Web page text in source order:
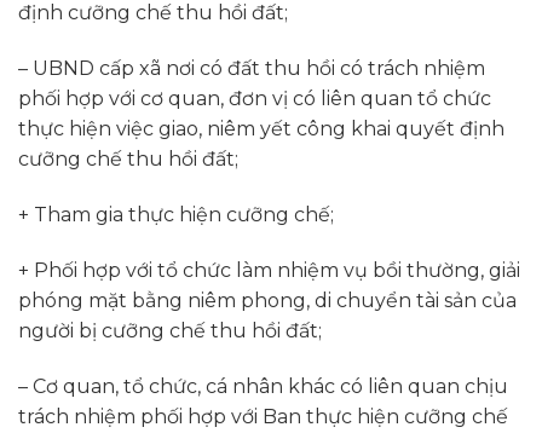
định cưỡng chế thu hồi đất;
– UBND cấp xã nơi có đất thu hồi có trách nhiệm
phối hợp với cơ quan, đơn vị có liên quan tổ chức
thực hiện việc giao, niêm yết công khai quyết định
cưỡng chế thu hồi đất;
+ Tham gia thực hiện cưỡng chế;
+ Phối hợp với tổ chức làm nhiệm vụ bồi thường, giải
phóng mặt bằng niêm phong, di chuyển tài sản của
người bị cưỡng chế thu hồi đất;
– Cơ quan, tổ chức, cá nhân khác có liên quan chịu
trách nhiệm phối hợp với Ban thực hiện cưỡng chế